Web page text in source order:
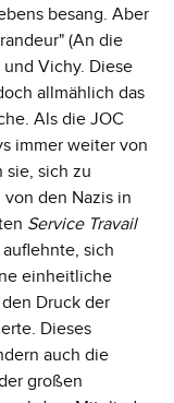
besang. Aber
(An die
und Vichy. Diese
allmählich das
Als die JOC
immer weiter von
sie, sich zu
den Nazis in
Service Travail
sich
einheitliche
Druck der
Dieses
auch die
großen